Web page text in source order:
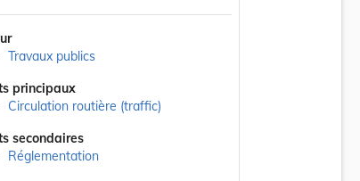
Travaux publics
principaux
Circulation routière (traffic)
secondaires
Réglementation